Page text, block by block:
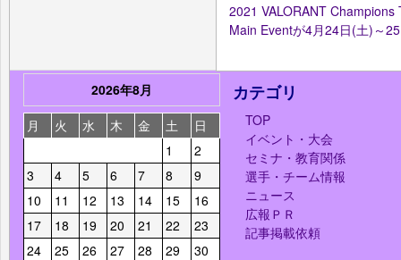
2021 VALORANT
Main Eventが4月24日(土)～
2026年8月
月
火 水 木 金 土
日
1
2
3
4 5 6 7 8
9
10
11 12 13 14 15
16
17
18 19 20 21 22
23
24
25 26 27 28 29
30
カテゴリ
TOP
イベント・大会
セミナ・教育関係
選手・チーム情報
ニュース
広報ＰＲ
記事掲載依頼